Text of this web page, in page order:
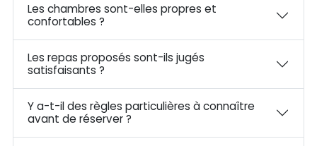
Les chambres sont-elles propres et
confortables ?
Les repas proposés sont-ils jugés
satisfaisants ?
Y a-t-il des règles particulières à connaître
avant de réserver ?